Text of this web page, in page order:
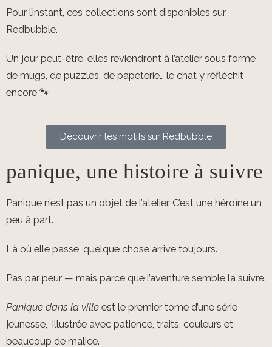
Pour l’instant, ces collections sont disponibles sur
Redbubble.
Un jour peut-être, elles reviendront à l’atelier sous forme
de mugs, de puzzles, de papeterie… le chat y réfléchit
encore 🐾
Découvrir les motifs sur Redbubble
panique, une histoire à suivre
Panique n’est pas un objet de l’atelier. C’est une héroïne un
peu à part.
Là où elle passe, quelque chose arrive toujours.
Pas par peur — mais parce que l’aventure semble la suivre.
Panique dans la ville est le premier tome d’une série
jeunesse, illustrée avec patience, traits, couleurs et
beaucoup de malice.